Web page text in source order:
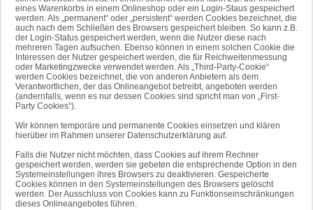
eines Warenkorbs in einem Onlineshop oder ein Login-Staus gespeichert
werden. Als „permanent“ oder „persistent“ werden Cookies bezeichnet, die
auch nach dem Schließen des Browsers gespeichert bleiben. So kann z.B.
der Login-Status gespeichert werden, wenn die Nutzer diese nach
mehreren Tagen aufsuchen. Ebenso können in einem solchen Cookie die
Interessen der Nutzer gespeichert werden, die für Reichweitenmessung
oder Marketingzwecke verwendet werden. Als „Third-Party-Cookie“
werden Cookies bezeichnet, die von anderen Anbietern als dem
Verantwortlichen, der das Onlineangebot betreibt, angeboten werden
(andernfalls, wenn es nur dessen Cookies sind spricht man von „First-
Party Cookies“).
Wir können temporäre und permanente Cookies einsetzen und klären
hierüber im Rahmen unserer Datenschutzerklärung auf.
Falls die Nutzer nicht möchten, dass Cookies auf ihrem Rechner
gespeichert werden, werden sie gebeten die entsprechende Option in den
Systemeinstellungen ihres Browsers zu deaktivieren. Gespeicherte
Cookies können in den Systemeinstellungen des Browsers gelöscht
werden. Der Ausschluss von Cookies kann zu Funktionseinschränkungen
dieses Onlineangebotes führen.